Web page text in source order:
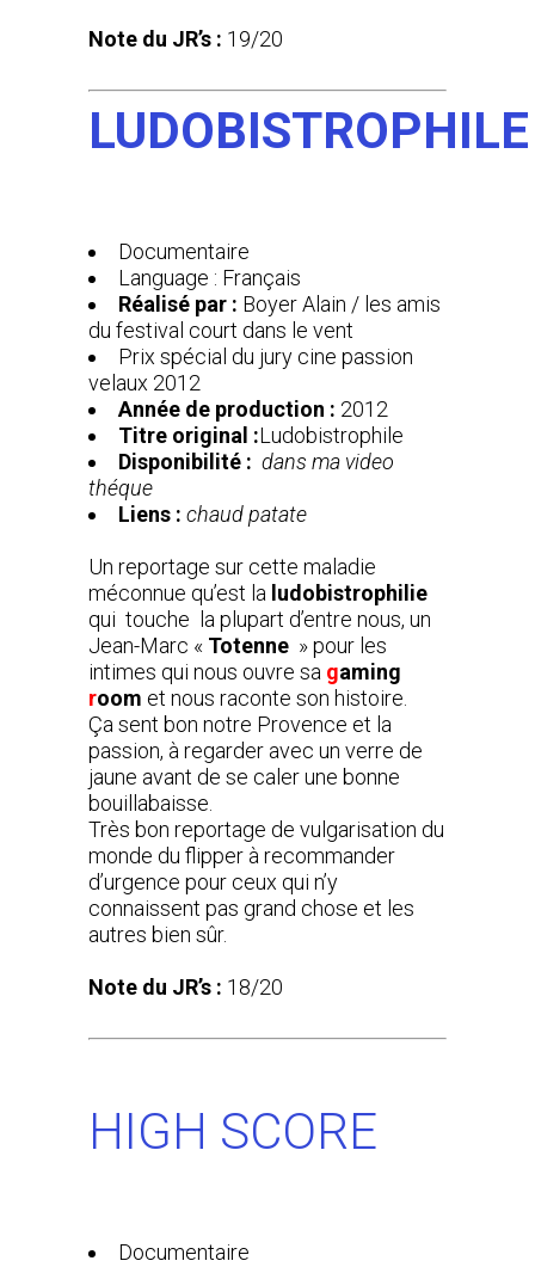
Note du JR’s : 19/20
LUDOBISTROPHILE
Documentaire
Language : Français
Réalisé par : Boyer Alain / les amis
du festival court dans le vent
Prix spécial du jury cine passion
velaux 2012
Année de production : 2012
Titre original :Ludobistrophile
Disponibilité : dans ma video
théque
Liens : chaud patate
Un reportage sur cette maladie
méconnue qu’est la ludobistrophilie
qui touche la plupart d’entre nous, un
Jean-Marc « Totenne » pour les
intimes qui nous ouvre sa gaming
room et nous raconte son histoire.
Ça sent bon notre Provence et la
passion, à regarder avec un verre de
jaune avant de se caler une bonne
bouillabaisse.
Très bon reportage de vulgarisation du
monde du flipper à recommander
d’urgence pour ceux qui n’y
connaissent pas grand chose et les
autres bien sûr.
Note du JR’s : 18/20
HIGH SCORE
Documentaire